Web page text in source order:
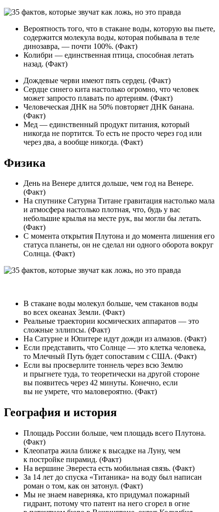
Вероятность того, что в стакане воды, которую вы пьете,
содержится молекула воды, которая побывала в теле
динозавра, — почти 100%. (Факт)
Колибри — единственная птица, способная летать
назад. (Факт)
Дождевые черви имеют пять сердец. (Факт)
Сердце синего кита настолько огромно, что человек
может запросто плавать по артериям. (Факт)
Человеческая ДНК на 50% повторяет ДНК банана.
(Факт)
Мед — единственный продукт питания, который
никогда не портится. То есть не просто через год или
через два, а вообще никогда. (Факт)
Физика
День на Венере длится дольше, чем год на Венере.
(Факт)
На спутнике Сатурна Титане гравитация настолько мала
и атмосфера настолько плотная, что, будь у вас
небольшие крылья на месте рук, вы могли бы летать.
(Факт)
С момента открытия Плутона и до момента лишения его
статуса планеты, он не сделал ни одного оборота вокруг
Солнца. (Факт)
В стакане воды молекул больше, чем стаканов воды
во всех океанах Земли. (Факт)
Реальные траектории космических аппаратов — это
сложные эллипсы. (Факт)
На Сатурне и Юпитере идут дожди из алмазов. (Факт)
Если представить, что Солнце — это клетка человека,
то Млечный Путь будет сопоставим с США. (Факт)
Если вы просверлите тоннель через всю Землю
и прыгнете туда, то теоретически на другой стороне
вы появитесь через 42 минуты. Конечно, если
вы не умрете, что маловероятно. (Факт)
География и история
Площадь России больше, чем площадь всего Плутона.
(Факт)
Клеопатра жила ближе к высадке на Луну, чем
к постройке пирамид. (Факт)
На вершине Эвереста есть мобильная связь. (Факт)
За 14 лет до спуска «Титаника» на воду был написан
роман о том, как он затонул. (Факт)
Мы не знаем наверняка, кто придумал пожарный
гидрант, потому что патент на него сгорел в огне